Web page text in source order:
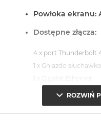
Powłoka ekranu:
Dostępne złącza:
4 x port Thunderbolt
1 x Gniazdo
System ROZWIŃ